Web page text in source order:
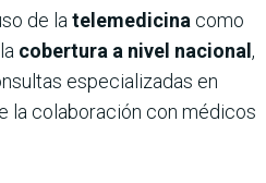
de la telemedicina como
cobertura a nivel nacional ,
especializadas en
la colaboración con médicos